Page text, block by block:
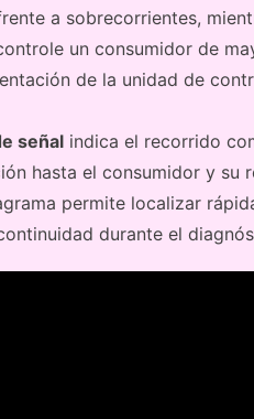
a sobrecorrientes,
un consumidor de
de la unidad de
señalindica el recorrido
hasta el consumidor y su
permite localizar
durante el